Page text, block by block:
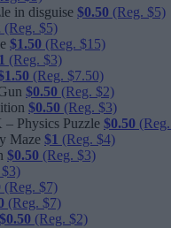
in disguise $0.50 (Reg. $5)
(Reg. $5)
$1.50 (Reg. $15)
(Reg. $3)
(Reg. $7.50)
$0.50 (Reg. $2)
$0.50 (Reg. $3)
Physics Puzzle $0.50
Maze $1 (Reg. $4)
$0.50 (Reg. $3)
(Reg. $7)
(Reg. $7)
$0.50 (Reg. $2)